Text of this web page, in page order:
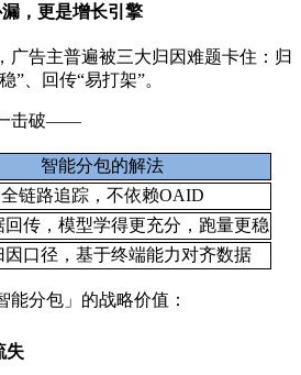
，更是增长引擎
广告主普遍被三大归因难题卡住：归
”、回传“易打架”。
击破——
智能分包的解法
全链路追踪，不依赖OAID
回传，模型学得更充分，跑量更稳
因口径，基于终端能力对齐数据
能分包」的战略价值：
失